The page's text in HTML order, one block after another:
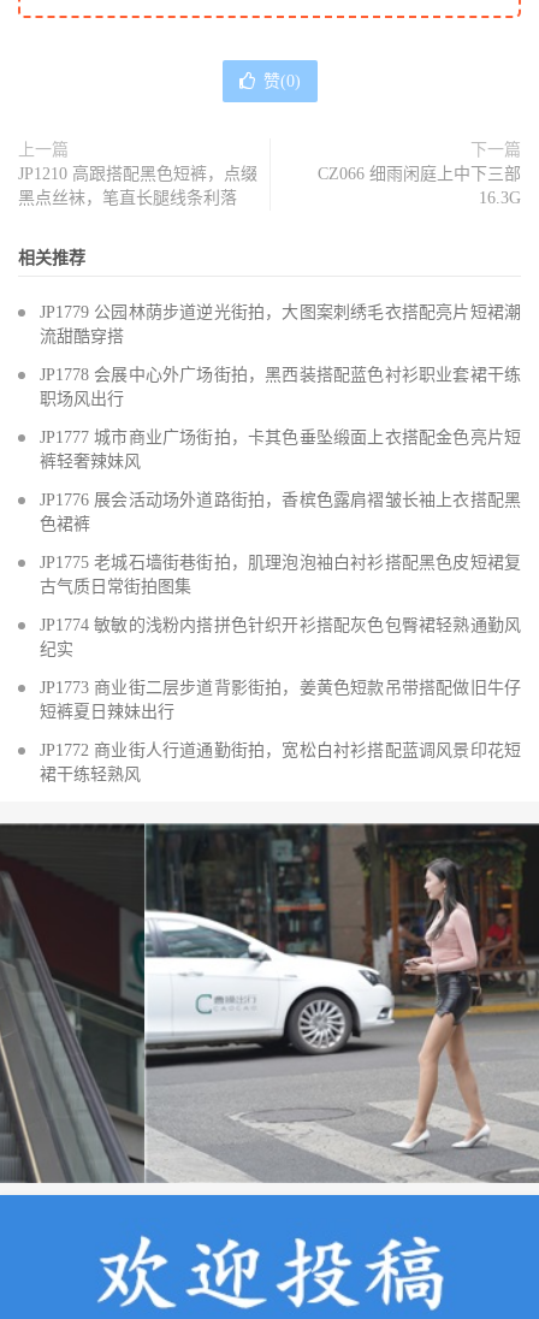
赞(0)
上一篇
JP1210 高跟搭配黑色短裤，点缀
黑点丝袜，笔直长腿线条利落
下一篇
CZ066 细雨闲庭上中下三部
16.3G
相关推荐
JP1779 公园林荫步道逆光街拍，大图案刺绣毛衣搭配亮片短裙潮
流甜酷穿搭
JP1778 会展中心外广场街拍，黑西装搭配蓝色衬衫职业套裙干练
职场风出行
JP1777 城市商业广场街拍，卡其色垂坠缎面上衣搭配金色亮片短
裤轻奢辣妹风
JP1776 展会活动场外道路街拍，香槟色露肩褶皱长袖上衣搭配黑
色裙裤
JP1775 老城石墙街巷街拍，肌理泡泡袖白衬衫搭配黑色皮短裙复
古气质日常街拍图集
JP1774 敏敏的浅粉内搭拼色针织开衫搭配灰色包臀裙轻熟通勤风
纪实
JP1773 商业街二层步道背影街拍，姜黄色短款吊带搭配做旧牛仔
短裤夏日辣妹出行
JP1772 商业街人行道通勤街拍，宽松白衬衫搭配蓝调风景印花短
裙干练轻熟风